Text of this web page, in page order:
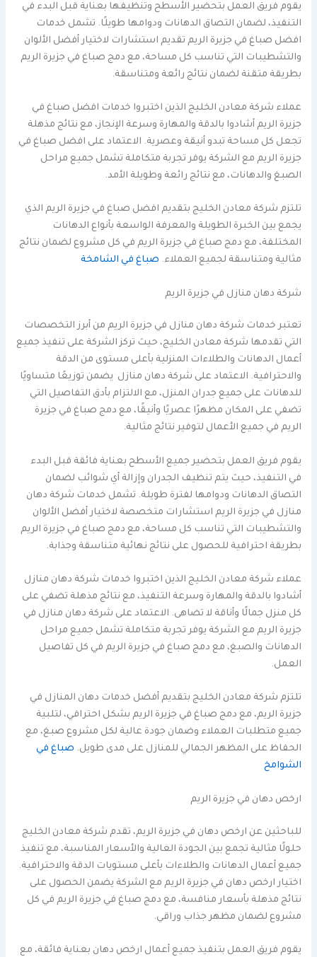
يقوم فريق العمل بتحضير الأسطح وتنظيفها بعناية قبل البدء في
التنفيذ، لضمان التصاق الدهانات ودوامها طويلًا. تشمل خدمات
افضل صباغ في جزيرة الريم تقديم استشارات لاختيار أفضل الألوان
والتشطيبات التي تناسب كل مساحة، مع دمج صباغ في جزيرة الريم
بطريقة متقنة لضمان نتائج رائعة ومتناسقة.
عملاء شركة معادن الخليج الذين اختبروا خدمات افضل صباغ في
جزيرة الريم أشادوا بالدقة والمهارة وسرعة الإنجاز، مع نتائج مذهلة
تجعل كل مساحة تبدو أنيقة وعصرية. الاعتماد على افضل صباغ في
جزيرة الريم مع الشركة يوفر تجربة متكاملة تشمل جميع مراحل
الصبغ والدهانات، مع نتائج رائعة وطويلة الأمد.
تلتزم شركة معادن الخليج بتقديم افضل صباغ في جزيرة الريم الذي
يجمع بين الخبرة الطويلة والمعرفة الواسعة بأنواع الدهانات
المختلفة، مع دمج صباغ في جزيرة الريم في كل مشروع لضمان نتائج
مثالية ومتناسقة لجميع العملاء. صباغ في الشامخة
شركة دهان منازل في جزيرة الريم
تعتبر خدمات شركة دهان منازل في جزيرة الريم من أبرز التخصصات
التي تقدمها شركة معادن الخليج، حيث تركز الشركة على تنفيذ جميع
أعمال الدهانات والطلاءات المنزلية بأعلى مستوى من الدقة
والاحترافية. الاعتماد على شركة دهان منازل يضمن توزيعًا متساويًا
للدهانات على جميع جدران المنزل، مع الالتزام بأدق التفاصيل التي
تضفي على المكان مظهرًا عصريًا وأنيقًا، مع دمج صباغ في جزيرة
الريم في جميع الأعمال لتوفير نتائج مثالية.
يقوم فريق العمل بتحضير جميع الأسطح بعناية فائقة قبل البدء
في التنفيذ، حيث يتم تنظيف الجدران وإزالة أي شوائب لضمان
التصاق الدهانات ودوامها لفترة طويلة. تشمل خدمات شركة دهان
منازل في جزيرة الريم استشارات متخصصة لاختيار أفضل الألوان
والتشطيبات التي تناسب كل مساحة، مع دمج صباغ في جزيرة الريم
بطريقة احترافية للحصول على نتائج نهائية متناسقة وجذابة.
عملاء شركة معادن الخليج الذين اختبروا خدمات شركة دهان منازل
أشادوا بالدقة والمهارة وسرعة التنفيذ، مع نتائج مذهلة تضفي على
كل منزل جمالًا وأناقة لا تضاهى. الاعتماد على شركة دهان منازل في
جزيرة الريم مع الشركة يوفر تجربة متكاملة تشمل جميع مراحل
الدهانات والصبغ، مع دمج صباغ في جزيرة الريم في كل تفاصيل
العمل.
تلتزم شركة معادن الخليج بتقديم أفضل خدمات دهان المنازل في
جزيرة الريم، مع دمج صباغ في جزيرة الريم بشكل احترافي، لتلبية
جميع متطلبات العملاء وضمان جودة عالية لكل مشروع صبغ، مع
الحفاظ على المظهر الجمالي للمنازل على مدى طويل. صباغ في
الشوامخ
ارخص دهان في جزيرة الريم
للباحثين عن ارخص دهان في جزيرة الريم، تقدم شركة معادن الخليج
حلولًا مثالية تجمع بين الجودة العالية والأسعار المناسبة، مع تنفيذ
جميع أعمال الدهانات والطلاءات بأعلى مستويات الدقة والاحترافية.
اختيار ارخص دهان في جزيرة الريم مع الشركة يضمن الحصول على
نتائج مذهلة بأسعار منافسة، مع دمج صباغ في جزيرة الريم في كل
مشروع لضمان مظهر جذاب وراقي.
يقوم فريق العمل بتنفيذ جميع أعمال ارخص دهان بعناية فائقة، مع